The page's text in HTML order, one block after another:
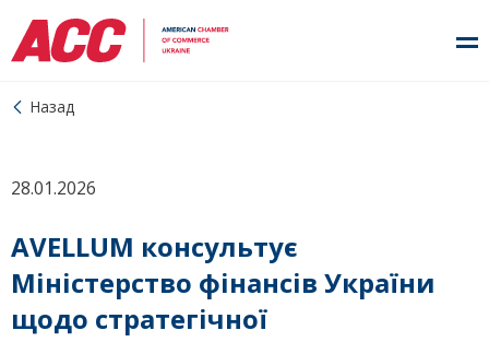
Назад
28.01.2026
AVELLUM консультує
Міністерство фінансів України
щодо стратегічної